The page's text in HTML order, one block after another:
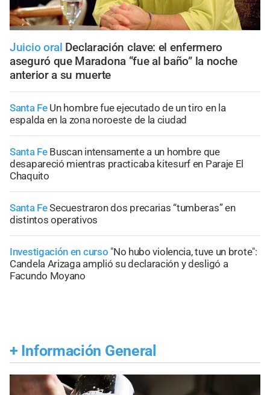
Juicio oral Declaración clave: el enfermero
aseguró que Maradona “fue al baño” la noche
anterior a su muerte
Santa Fe Un hombre fue ejecutado de un tiro en la
espalda en la zona noroeste de la ciudad
Santa Fe Buscan intensamente a un hombre que
desapareció mientras practicaba kitesurf en Paraje El
Chaquito
Santa FeSecuestraron dos precarias “tumberas” en
distintos operativos
Investigación en curso "No hubo violencia, tuve un brote":
Candela Arizaga amplió su declaración y desligó a
Facundo Moyano
+ Información General